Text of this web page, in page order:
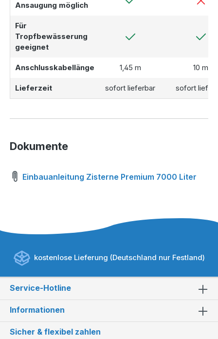
Ansaugung möglich
Für
Tropfbewässerung
geeignet
Anschlusskabellänge 1,45 m 10 m
Lieferzeit sofort lieferbar sofort
Dokumente
Einbauanleitung Zisterne Premium 7000 Liter
kostenlose Lieferung (Deutschland nur Festland)
Service-Hotline
Informationen
Sicher & flexibel zahlen